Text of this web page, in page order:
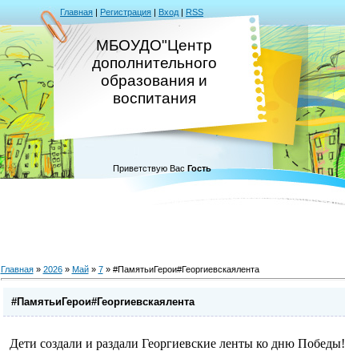
Главная | Регистрация | Вход | RSS
МБОУДО"Центр
дополнительного
образования и
воспитания
Приветствую Вас Гость
Главная» 2026 » Май » 7» #ПамятьиГерои#Георгиевскаялента
#ПамятьиГерои#Георгиевскаялента
Дети создали и раздали Георгиевские ленты ко дню Победы!